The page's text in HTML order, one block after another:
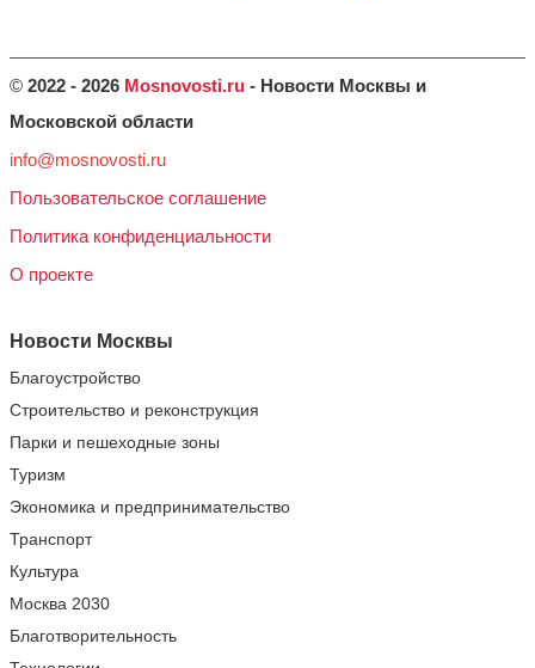
© 2022 - 2026 Mosnovosti.ru - Новости Москвы и
Московской области
info@mosnovosti.ru
Пользовательское соглашение
Политика конфиденциальности
О проекте
Новости Москвы
Благоустройство
Строительство и реконструкция
Парки и пешеходные зоны
Туризм
Экономика и предпринимательство
Транспорт
Культура
Москва 2030
Благотворительность